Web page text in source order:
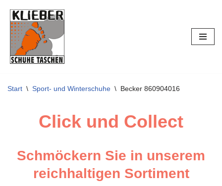
Zum
Inhalt
springen
Start \ Sport- und Winterschuhe \ Becker 860904016
Click und Collect
Schmöckern Sie in unserem
reichhaltigen Sortiment